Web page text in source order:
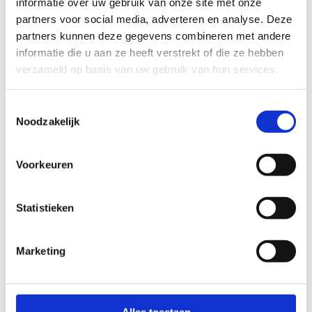
partners voor social media, adverteren en analyse. Deze
partners kunnen deze gegevens combineren met andere
informatie die u aan ze heeft verstrekt of die ze hebben
verzameld op basis van uw gebruik van hun services.
Noodzakelijk
Voorkeuren
Statistieken
Marketing
Groepen vanaf 25 deelnemers kunnen bij ons op
tweepersoonskamers, 2 vierpersoonskamers en 12